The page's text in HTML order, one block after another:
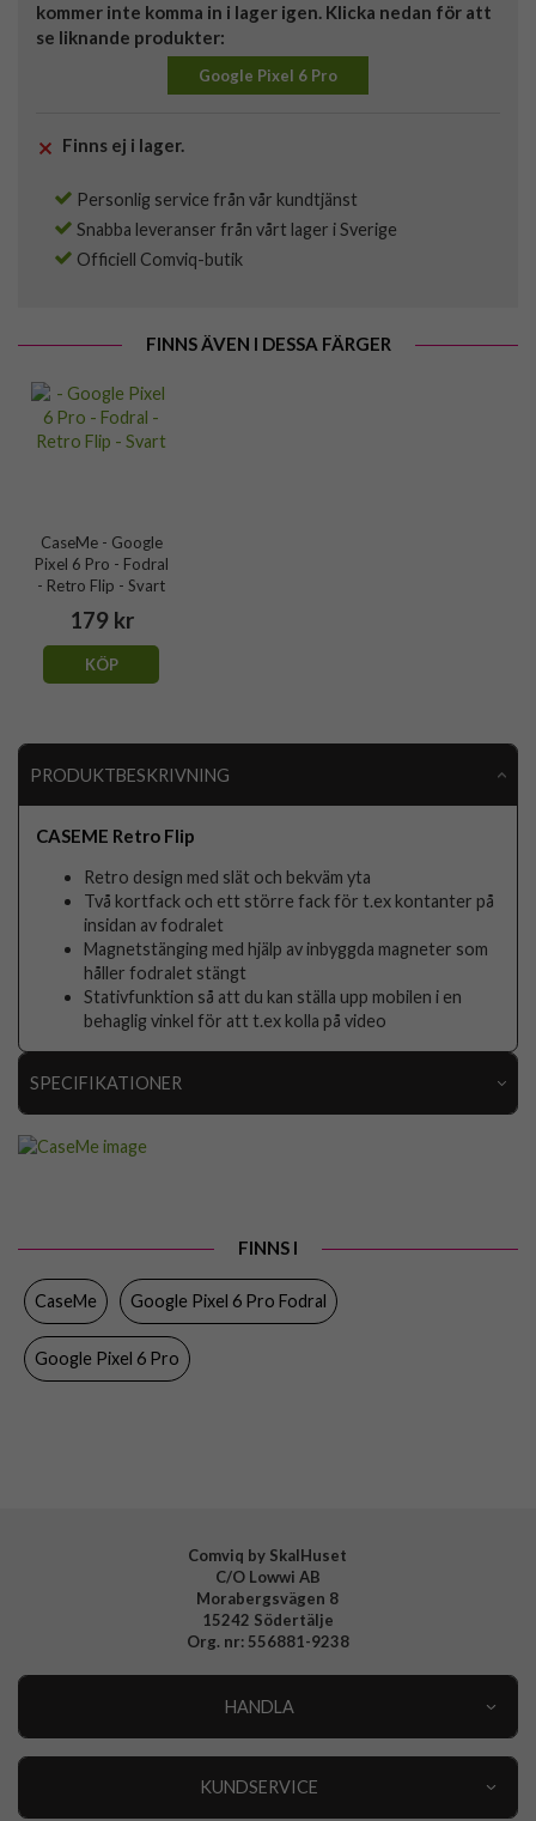
kommer inte komma in i lager igen. Klicka nedan för att
se liknande produkter:
Google Pixel 6 Pro
Finns ej i lager.
Personlig service från vår kundtjänst
Snabba leveranser från vårt lager i Sverige
Officiell Comviq-butik
FINNS ÄVEN I DESSA FÄRGER
CaseMe - Google
Pixel 6 Pro - Fodral
- Retro Flip - Svart
179 kr
KÖP
PRODUKTBESKRIVNING
CASEME Retro Flip
Retro design med slät och bekväm yta
Två kortfack och ett större fack för t.ex kontanter på
insidan av fodralet
Magnetstänging med hjälp av inbyggda magneter som
håller fodralet stängt
Stativfunktion så att du kan ställa upp mobilen i en
behaglig vinkel för att t.ex kolla på video
SPECIFIKATIONER
Kortfack, Magnetstängning, Stativfunktion
Färg
Varumärke
FINNS I
CaseMe Google Pixel 6 Pro Fodral
Google Pixel 6 Pro
Comviq by SkalHuset
C/O Lowwi AB
Morabergsvägen 8
15242 Södertälje
Org. nr: 556881-9238
HANDLA
KUNDSERVICE